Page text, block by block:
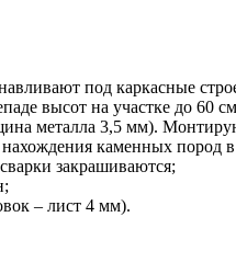
под каркасные
высот на участке до 60
металла 3,5 мм).
каменных пород
закрашиваются;
– лист 4 мм).